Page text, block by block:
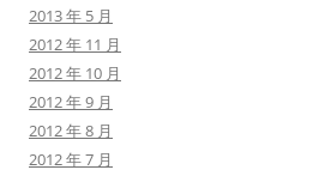
2013 年 5 月
2012 年 11 月
2012 年 10 月
2012 年 9 月
2012 年 8 月
2012 年 7 月